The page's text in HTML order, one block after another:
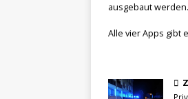
ausgebaut
Alle vier Apps gibt